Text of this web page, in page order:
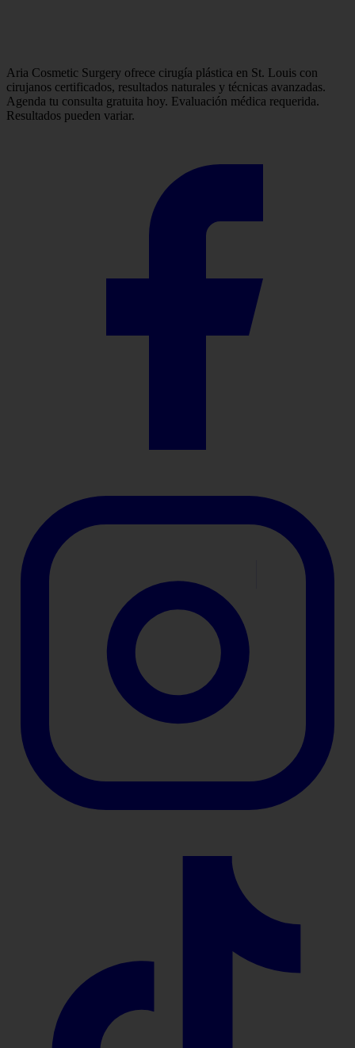
Aria Cosmetic Surgery ofrece cirugía plástica en St. Louis con
cirujanos certificados, resultados naturales y técnicas avanzadas.
Agenda tu consulta gratuita hoy. Evaluación médica requerida.
Resultados pueden variar.